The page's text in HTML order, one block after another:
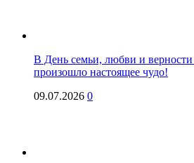
В День семьи, любви и
произошло настоящее чудо!
09.07.2026 0